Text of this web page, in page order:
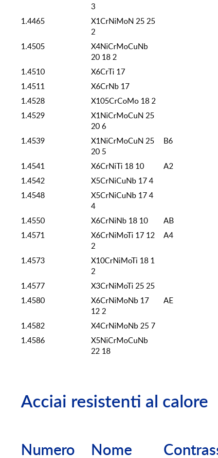
3
1.4465
X1CrNiMoN 25 25
2
1.4505
X4NiCrMoCuNb
20 18 2
1.4510
X6CrTi 17
1.4511
X6CrNb 17
1.4528
X105CrCoMo 18 2
1.4529
X1NiCrMoCuN 25
20 6
1.4539
X1NiCrMoCuN 25
20 5
B6
1.4541 X6CrNiTi 18 10
A2
1.4542
X5CrNiCuNb 17 4
1.4548
X5CrNiCuNb 17 4
4
1.4550
X6CrNiNb 18 10
AB
1.4571
X6CrNiMoTi 17 12
2
A4
1.4573
X10CrNiMoTi 18 1
2
1.4577
X3CrNiMoTi 25 25
1.4580
X6CrNiMoNb 17
12 2
AE
1.4582
X4CrNiMoNb 25 7
1.4586
X5NiCrMoCuNb
22 18
Acciai resistenti al calore
Numero
Nome